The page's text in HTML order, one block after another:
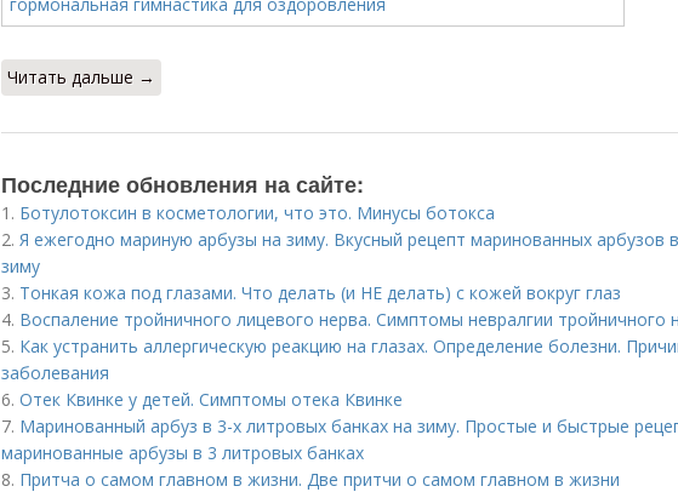
Читать дальше →
Последние обновления на сайте:
1. Ботулотоксин в косметологии, что это. Минусы ботокса
2. Я ежегодно мариную арбузы на зиму. Вкусный рецепт маринованных арбузов
зиму
3. Тонкая кожа под глазами. Что делать (и НЕ делать) с кожей вокруг глаз
4. Воспаление тройничного лицевого нерва. Симптомы невралгии тройничного
5. Как устранить аллергическую реакцию на глазах. Определение болезни.
заболевания
6. Отек Квинке у детей. Симптомы отека Квинке
7. Маринованный арбуз в 3-х литровых банках на зиму. Простые и быстрые
маринованные арбузы в 3 литровых банках
8. Притча о самом главном в жизни. Две притчи о самом главном в жизни